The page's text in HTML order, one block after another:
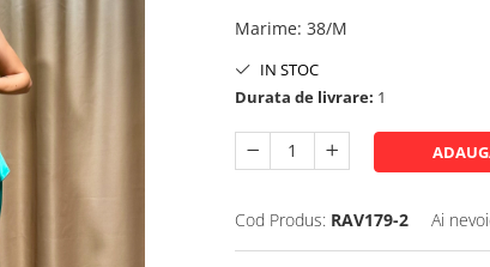
Marime: 38/M
IN STOC
Durata de livrare: 1
Cod Produs: RAV179-2 Ai